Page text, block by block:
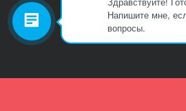
Напишите мне,
вопросы.